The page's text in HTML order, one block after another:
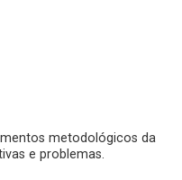
metodológicos da
e problemas.